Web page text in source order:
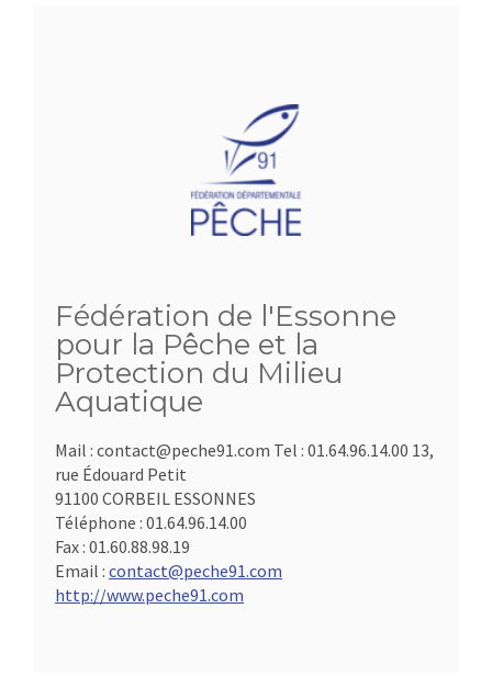
Fédération de l'Essonne
pour la Pêche et la
Protection du Milieu
Aquatique
Mail : contact@peche91.com Tel : 01.64.96.14.00 13,
rue Édouard Petit
91100 CORBEIL ESSONNES
Téléphone : 01.64.96.14.00
Fax : 01.60.88.98.19
Email : contact@peche91.com
http://www.peche91.com